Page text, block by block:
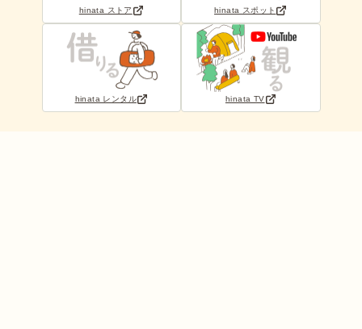
hinata ストア hinata スポット
hinata レンタル hinata TV